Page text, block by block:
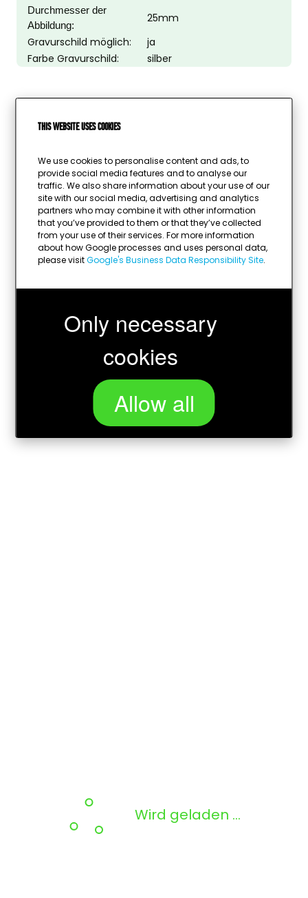
This website uses cookies
We use cookies to personalise content and ads, to
provide social media features and to analyse our
traffic. We also share information about your use of our
site with our social media, advertising and analytics
partners who may combine it with other information
that you’ve provided to them or that they’ve collected
from your use of their services. For more information
about how Google processes and uses personal data,
please visitGoogle's Business Data Responsibility Site.
Only necessary
cookies
Allow all
Durchmesser der
Abbildung:
25mm
Gravurschild möglich:
ja
Farbe Gravurschild:
silber
Wird geladen …
Wird geladen …